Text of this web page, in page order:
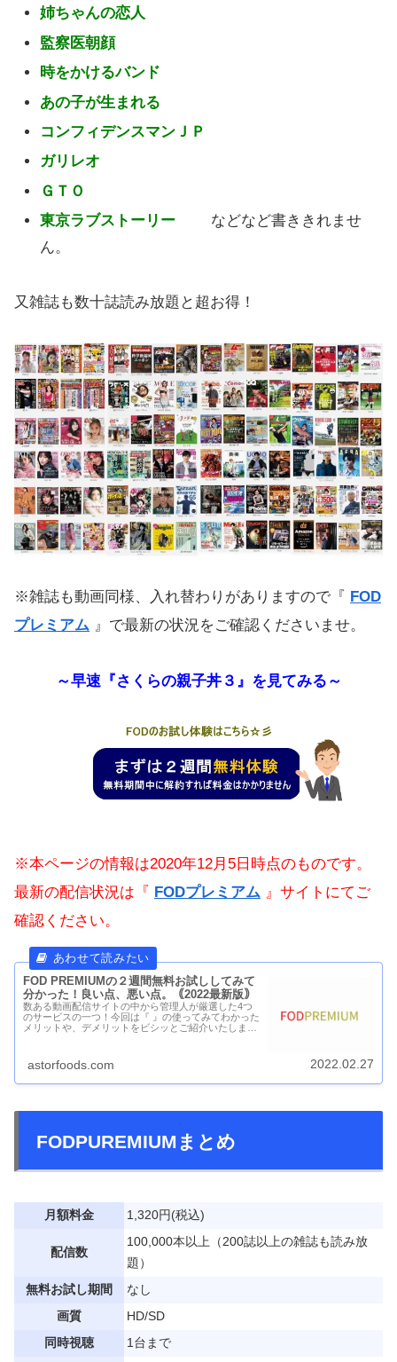
姉ちゃんの恋人
監察医朝顔
時をかけるバンド
あの子が生まれる
コンフィデンスマンＪＰ
ガリレオ
ＧＴＯ
東京ラブストーリー などなど書ききれませ
ん。
又雑誌も数十誌読み放題と超お得！
※雑誌も動画同様、入れ替わりがありますので『
FOD
プレミアム 』で最新の状況をご確認くださいませ。
～早速『さくらの親子丼３』を見てみる～
※本ページの情報は2020年12月5日時点のものです。
最新の配信状況は『 FODプレミアム 』サイトにてご
確認ください。
FOD PREMIUMの２週間無料お試ししてみて
分かった！良い点、悪い点。｟2022最新版｠
数ある動画配信サイトの中から管理人が厳選した4つ
のサービスの一つ！今回は『 』の使ってみてわかった
メリットや、デメリットをビシッとご紹介いたしま
astorfoods.com 2022.02.27
FODPUREMIUMまとめ
月額料金 1,320円(税込)
配信数
100,000本以上（200誌以上の雑誌も読み放
題）
無料お試し期間
なし
画質
HD/SD
同時視聴
1台まで